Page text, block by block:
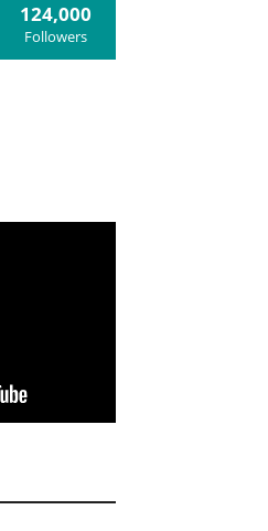
124,000
Followers